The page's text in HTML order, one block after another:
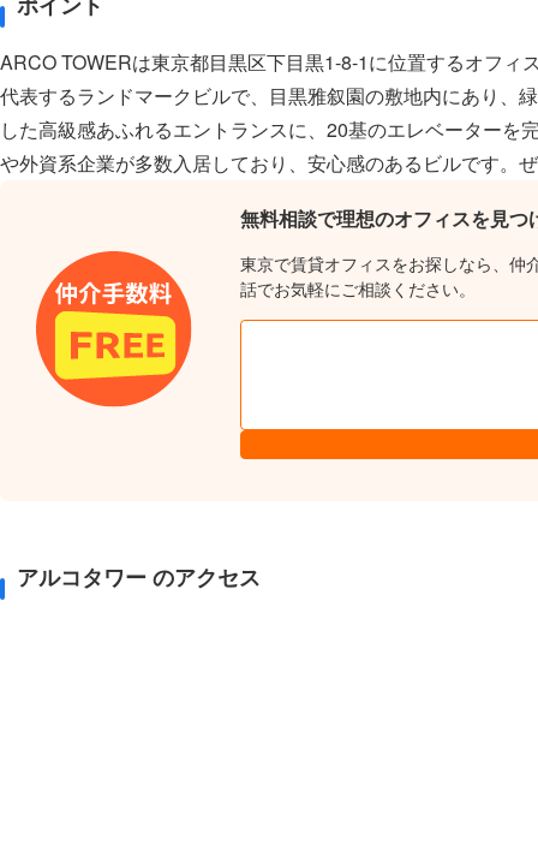
ARCO TOWERは東京都目黒区下目黒1-8-1に位置するオフ
代表するランドマークビルで、目黒雅叙園の敷地内にあり、
した高級感あふれるエントランスに、20基のエレベーター
や外資系企業が多数入居しており、安心感のあるビルです。
無料相談で理想のオフィスを見つ
東京で賃貸オフィスをお探しなら、仲
話でお気軽にご相談ください。
アルコタワー のアクセス